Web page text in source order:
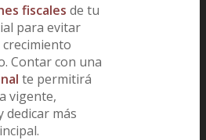
fiscales de tu
para evitar
ento
Contar con una
te permitirá
vigente,
más